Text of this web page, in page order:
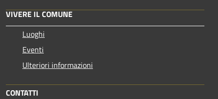
VIVERE IL COMUNE
Luoghi
Eventi
Ulteriori informazioni
CONTATTI